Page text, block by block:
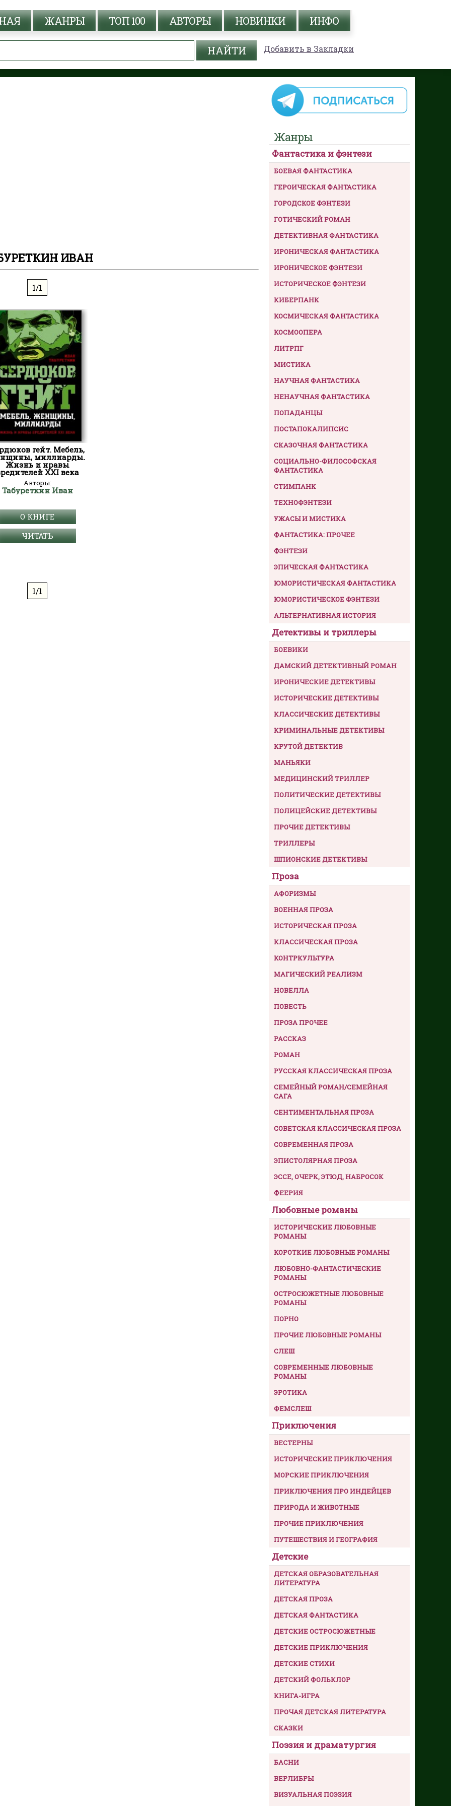
ЖАНРЫ ТОП 100 АВТОРЫ НОВИНКИ ИНФО
Добавить в Закладки
ИВАН
1/1
гейт. Мебель,
миллиарды.
Жизнь и нравы
XXI века
Авторы:
Табуреткин Иван
О КНИГЕ
ЧИТАТЬ
1/1
Жанры
Фантастика и фэнтези
БОЕВАЯ ФАНТАСТИКА
ГЕРОИЧЕСКАЯ ФАНТАСТИКА
ГОРОДСКОЕ ФЭНТЕЗИ
ГОТИЧЕСКИЙ РОМАН
ДЕТЕКТИВНАЯ ФАНТАСТИКА
ИРОНИЧЕСКАЯ ФАНТАСТИКА
ИРОНИЧЕСКОЕ ФЭНТЕЗИ
ИСТОРИЧЕСКОЕ ФЭНТЕЗИ
КИБЕРПАНК
КОСМИЧЕСКАЯ ФАНТАСТИКА
КОСМООПЕРА
ЛИТРПГ
МИСТИКА
НАУЧНАЯ ФАНТАСТИКА
НЕНАУЧНАЯ ФАНТАСТИКА
ПОПАДАНЦЫ
ПОСТАПОКАЛИПСИС
СКАЗОЧНАЯ ФАНТАСТИКА
СОЦИАЛЬНО-ФИЛОСОФСКАЯ
ФАНТАСТИКА
СТИМПАНК
ТЕХНОФЭНТЕЗИ
УЖАСЫ И МИСТИКА
ФАНТАСТИКА: ПРОЧЕЕ
ФЭНТЕЗИ
ЭПИЧЕСКАЯ ФАНТАСТИКА
ЮМОРИСТИЧЕСКАЯ ФАНТАСТИКА
ЮМОРИСТИЧЕСКОЕ ФЭНТЕЗИ
АЛЬТЕРНАТИВНАЯ ИСТОРИЯ
Детективы и триллеры
БОЕВИКИ
ДАМСКИЙ ДЕТЕКТИВНЫЙ РОМАН
ИРОНИЧЕСКИЕ ДЕТЕКТИВЫ
ИСТОРИЧЕСКИЕ ДЕТЕКТИВЫ
КЛАССИЧЕСКИЕ ДЕТЕКТИВЫ
КРИМИНАЛЬНЫЕ ДЕТЕКТИВЫ
КРУТОЙ ДЕТЕКТИВ
МАНЬЯКИ
МЕДИЦИНСКИЙ ТРИЛЛЕР
ПОЛИТИЧЕСКИЕ ДЕТЕКТИВЫ
ПОЛИЦЕЙСКИЕ ДЕТЕКТИВЫ
ПРОЧИЕ ДЕТЕКТИВЫ
ТРИЛЛЕРЫ
ШПИОНСКИЕ ДЕТЕКТИВЫ
Проза
АФОРИЗМЫ
ВОЕННАЯ ПРОЗА
ИСТОРИЧЕСКАЯ ПРОЗА
КЛАССИЧЕСКАЯ ПРОЗА
КОНТРКУЛЬТУРА
МАГИЧЕСКИЙ РЕАЛИЗМ
НОВЕЛЛА
ПОВЕСТЬ
ПРОЗА ПРОЧЕЕ
РАССКАЗ
РОМАН
РУССКАЯ КЛАССИЧЕСКАЯ ПРОЗА
СЕМЕЙНЫЙ РОМАН/СЕМЕЙНАЯ
САГА
СЕНТИМЕНТАЛЬНАЯ ПРОЗА
СОВЕТСКАЯ КЛАССИЧЕСКАЯ ПРОЗА
СОВРЕМЕННАЯ ПРОЗА
ЭПИСТОЛЯРНАЯ ПРОЗА
ЭССЕ, ОЧЕРК, ЭТЮД, НАБРОСОК
ФЕЕРИЯ
Любовные романы
ИСТОРИЧЕСКИЕ ЛЮБОВНЫЕ
РОМАНЫ
КОРОТКИЕ ЛЮБОВНЫЕ РОМАНЫ
ЛЮБОВНО-ФАНТАСТИЧЕСКИЕ
РОМАНЫ
ОСТРОСЮЖЕТНЫЕ ЛЮБОВНЫЕ
РОМАНЫ
ПОРНО
ПРОЧИЕ ЛЮБОВНЫЕ РОМАНЫ
СЛЕШ
СОВРЕМЕННЫЕ ЛЮБОВНЫЕ
РОМАНЫ
ЭРОТИКА
ФЕМСЛЕШ
Приключения
ВЕСТЕРНЫ
ИСТОРИЧЕСКИЕ ПРИКЛЮЧЕНИЯ
МОРСКИЕ ПРИКЛЮЧЕНИЯ
ПРИКЛЮЧЕНИЯ ПРО ИНДЕЙЦЕВ
ПРИРОДА И ЖИВОТНЫЕ
ПРОЧИЕ ПРИКЛЮЧЕНИЯ
ПУТЕШЕСТВИЯ И ГЕОГРАФИЯ
Детские
ДЕТСКАЯ ОБРАЗОВАТЕЛЬНАЯ
ЛИТЕРАТУРА
ДЕТСКАЯ ПРОЗА
ДЕТСКАЯ ФАНТАСТИКА
ДЕТСКИЕ ОСТРОСЮЖЕТНЫЕ
ДЕТСКИЕ ПРИКЛЮЧЕНИЯ
ДЕТСКИЕ СТИХИ
ДЕТСКИЙ ФОЛЬКЛОР
КНИГА-ИГРА
ПРОЧАЯ ДЕТСКАЯ ЛИТЕРАТУРА
СКАЗКИ
Поэзия и драматургия
БАСНИ
ВЕРЛИБРЫ
ВИЗУАЛЬНАЯ ПОЭЗИЯ